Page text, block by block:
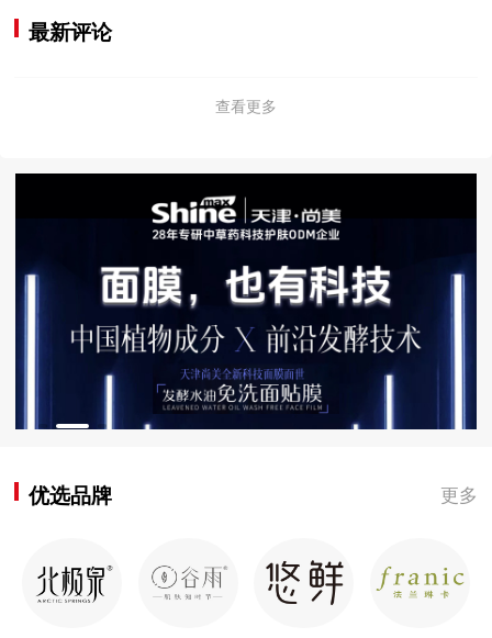
最新评论
查看更多
优选品牌 更多